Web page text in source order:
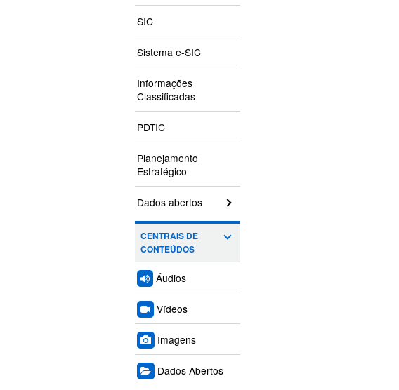
SIC
Sistema e-SIC
Informações
Classificadas
PDTIC
Planejamento
Estratégico
Dados abertos
CENTRAIS DE
CONTEÚDOS
Áudios
Vídeos
Imagens
Dados Abertos